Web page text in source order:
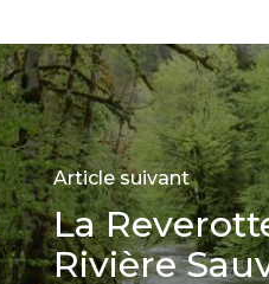
Article suivant
La
Rivière